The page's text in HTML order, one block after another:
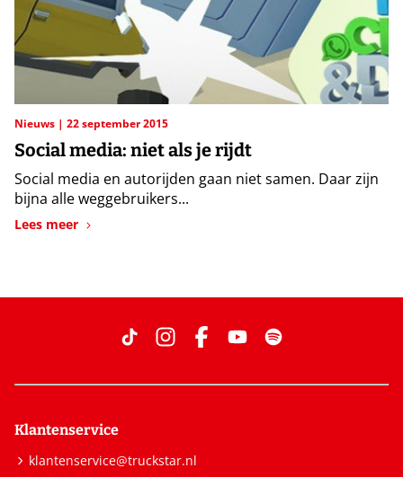
Nieuws 22 september 2015
Social media: niet als je rijdt
Social media en autorijden gaan niet samen. Daar zijn
bijna alle weggebruikers...
Lees meer
Klantenservice
klantenservice@truckstar.nl